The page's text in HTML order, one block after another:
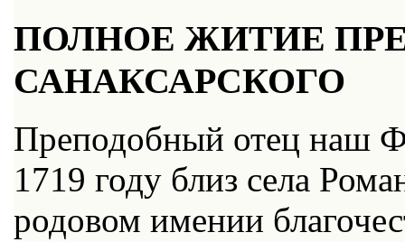
ПОЛНОЕ ЖИТИЕ
САНАКСАРСКОГО
Пре­по­доб­ный отец наш
1719 го­ду близ се­ла
ро­до­вом име­нии